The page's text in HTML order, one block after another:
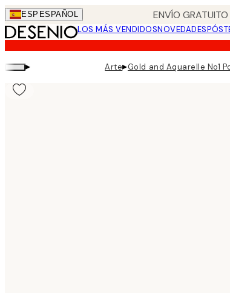
Skip
to
main
content.
ESP ESPAÑOL ENVÍO
LOS MÁS VENDIDOSNOVEDADES
▸ Arte▸Gold and Aquarelle No1